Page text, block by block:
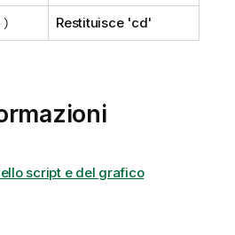
) Restituisce 'cd'
script e del grafico